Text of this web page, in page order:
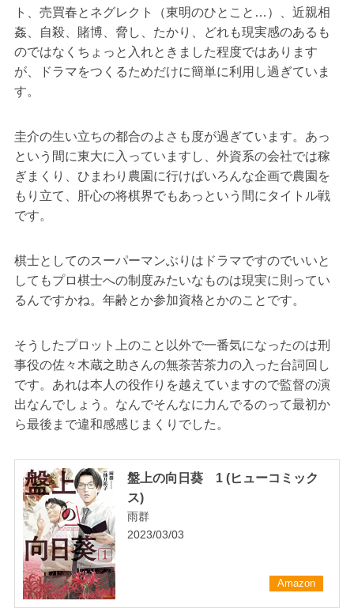
ト、売買春とネグレクト（東明のひとこと…）、近親相
姦、自殺、賭博、脅し、たかり、どれも現実感のあるも
のではなくちょっと入れときました程度ではあります
が、ドラマをつくるためだけに簡単に利用し過ぎていま
す。
圭介の生い立ちの都合のよさも度が過ぎています。あっ
という間に東大に入っていますし、外資系の会社では稼
ぎまくり、ひまわり農園に行けばいろんな企画で農園を
もり立て、肝心の将棋界でもあっという間にタイトル戦
です。
棋士としてのスーパーマンぶりはドラマですのでいいと
してもプロ棋士への制度みたいなものは現実に則ってい
るんですかね。年齢とか参加資格とかのことです。
そうしたプロット上のこと以外で一番気になったのは刑
事役の佐々木蔵之助さんの無茶苦茶力の入った台詞回し
です。あれは本人の役作りを越えていますので監督の演
出なんでしょう。なんでそんなに力んでるのって最初か
ら最後まで違和感感じまくりでした。
盤上の向日葵 1 (ヒューコミック
ス)
雨群
2023/03/03
Amazon